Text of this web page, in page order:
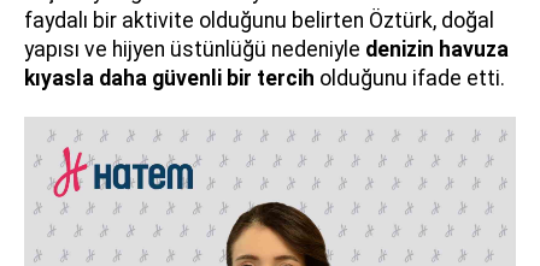
faydalı bir aktivite olduğunu belirten Öztürk, doğal
yapısı ve hijyen üstünlüğü nedeniyle denizin havuza
kıyasla daha güvenli bir tercih olduğunu ifade etti.